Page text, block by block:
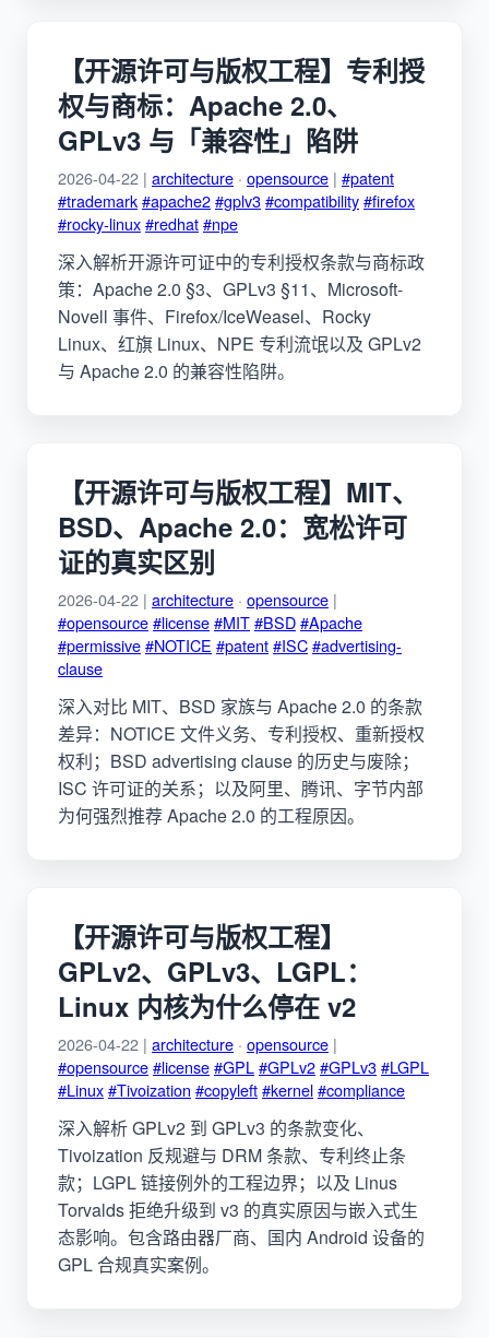
【开源许可与版权工程】专利授
权与商标：Apache 2.0、
GPLv3 与「兼容性」陷阱
2026-04-22 | architecture · opensource | #patent
#trademark#apache2#gplv3#compatibility#firefox
#rocky-linux#redhat#npe
深入解析开源许可证中的专利授权条款与商标政
策：Apache 2.0 §3、GPLv3 §11、Microsoft-
Novell 事件、Firefox/IceWeasel、Rocky
Linux、红旗 Linux、NPE 专利流氓以及 GPLv2
与 Apache 2.0 的兼容性陷阱。
【开源许可与版权工程】MIT、
BSD、Apache 2.0：宽松许可
证的真实区别
2026-04-22 | architecture · opensource |
#opensource#license#MIT#BSD#Apache
#permissive#NOTICE #patent#ISC#advertising-
clause
深入对比 MIT、BSD 家族与 Apache 2.0 的条款
差异：NOTICE 文件义务、专利授权、重新授权
权利；BSD advertising clause 的历史与废除；
ISC 许可证的关系；以及阿里、腾讯、字节内部
为何强烈推荐 Apache 2.0 的工程原因。
【开源许可与版权工程】
GPLv2、GPLv3、LGPL：
Linux 内核为什么停在 v2
2026-04-22 | architecture · opensource |
#opensource#license#GPL#GPLv2#GPLv3#LGPL
#Linux#Tivoization #copyleft#kernel#compliance
深入解析 GPLv2 到 GPLv3 的条款变化、
Tivoization 反规避与 DRM 条款、专利终止条
款；LGPL 链接例外的工程边界；以及 Linus
Torvalds 拒绝升级到 v3 的真实原因与嵌入式生
态影响。包含路由器厂商、国内 Android 设备的
GPL 合规真实案例。